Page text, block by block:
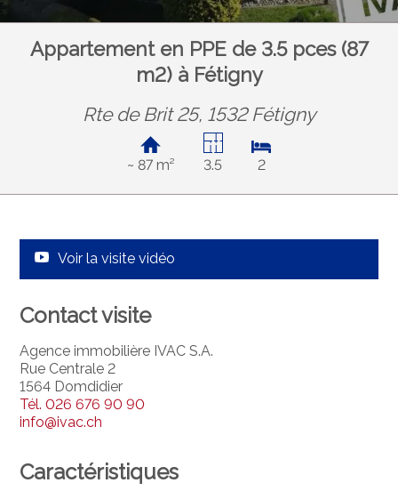
Appartement en PPE de 3.5 pces (87
m2) à Fétigny
Rte de Brit 25, 1532 Fétigny
~ 87 m² 3.5 2
Voir la visite vidéo
Contact visite
Agence immobilière IVAC S.A.
Rue Centrale 2
1564 Domdidier
Tél.026 676 90 90
info@ivac.ch
Caractéristiques